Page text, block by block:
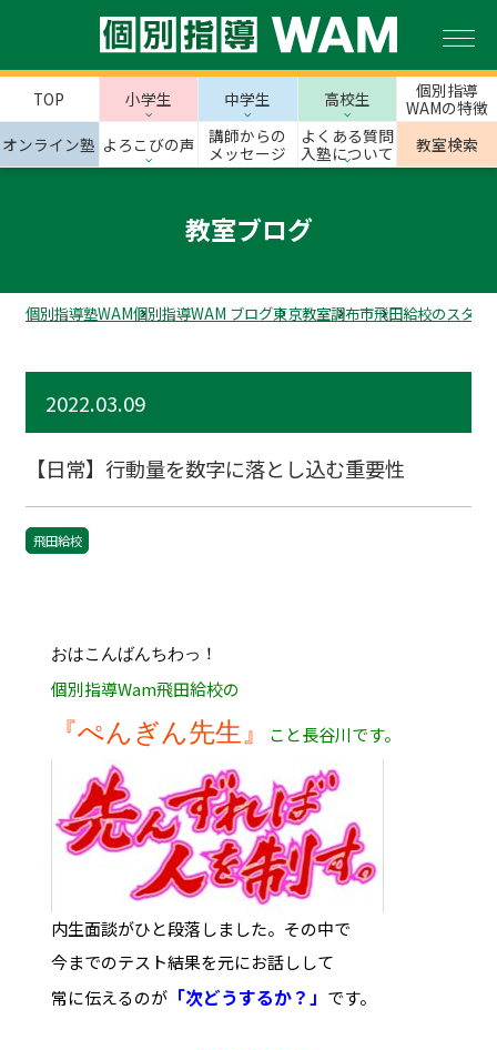
TOP 小学生 中学生 高校生
個別指導
WAMの特徴
オンライン塾 よろこびの声
講師からの
メッセージ
よくある質問
入塾について
教室検索
教室ブログ
個別指導塾WAM個別指導WAM ブログ東京教室調布市飛田給校のスタッ
2022.03.09
【日常】行動量を数字に落とし込む重要性
飛田給校
おはこんばんちわっ！
個別指導Wam飛田給校の
『ぺんぎん先生』 こと長谷川です。
内生面談がひと段落しました。その中で
今までのテスト結果を元にお話しして
常に伝えるのが「次どうするか？」 です。